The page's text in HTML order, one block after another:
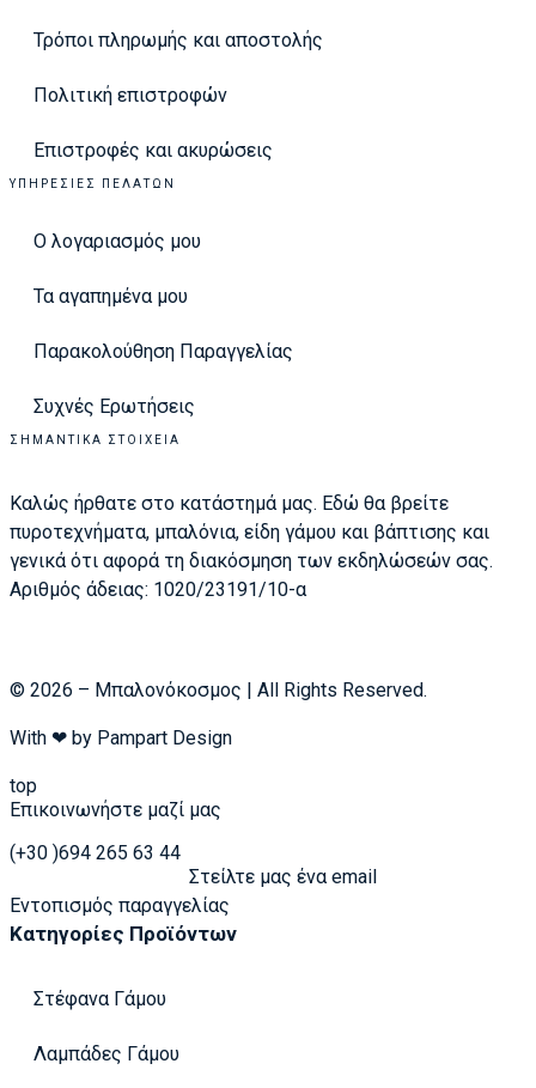
Τρόποι πληρωμής και αποστολής
Πολιτική επιστροφών
Επιστροφές και ακυρώσεις
ΥΠΗΡΕΣΊΕΣ ΠΕΛΑΤΏΝ
Ο λογαριασμός μου
Τα αγαπημένα μου
Παρακολούθηση Παραγγελίας
Συχνές Ερωτήσεις
ΣΗΜΑΝΤΙΚΆ ΣΤΟΙΧΕΊΑ
Καλώς ήρθατε στο κατάστημά μας. Εδώ θα βρείτε
πυροτεχνήματα, μπαλόνια, είδη γάμου και βάπτισης και
γενικά ότι αφορά τη διακόσμηση των εκδηλώσεών σας.
Αριθμός άδειας: 1020/23191/10-α
© 2026 – Μπαλονόκοσμος | All Rights Reserved.
With ❤ by Pampart Design
top
Επικοινωνήστε μαζί μας
(+30 )694 265 63 44
Στείλτε μας ένα email
Εντοπισμός παραγγελίας
Κατηγορίες Προϊόντων
Στέφανα Γάμου
Λαμπάδες Γάμου